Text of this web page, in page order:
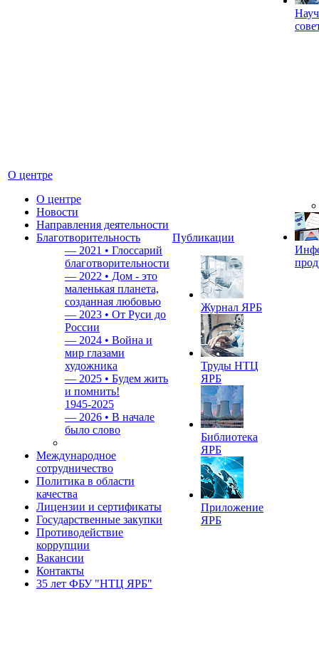
О центре
О центре
Новости
Направления деятельности
Благотворительность
— 2021 • Глоссарий
благотворительности
— 2022 • Дом - это
маленькая планета,
созданная любовью
— 2023 • От Руси до
России
— 2024 • Война и
мир глазами
художника
— 2025 • Будем жить
и помнить!
1945-2025
— 2026 • В начале
было слово
Международное
сотрудничество
Политика в области
качества
Лицензии и сертификаты
Государственные закупки
Противодействие
коррупции
Вакансии
Контакты
35 лет ФБУ "НТЦ ЯРБ"
Публикации
Журнал ЯРБ
Труды НТЦ
ЯРБ
Библиотека
ЯРБ
Приложение
ЯРБ